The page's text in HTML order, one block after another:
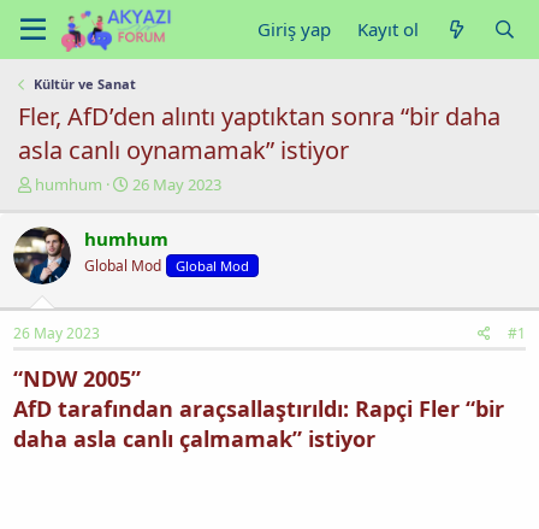
Giriş yap Kayıt ol
Kültür ve Sanat
Fler, AfD’den alıntı yaptıktan sonra “bir daha
asla canlı oynamamak” istiyor
K
n
u
y
u
b
a
l
a
t
a
humhum
B
l
a
g
t
r
i
26 May 2023
humhum
Global Mod Global Mod
26 May 2023 #1
“NDW 2005”
AfD tarafından araçsallaştırıldı: Rapçi Fler “bir
daha asla canlı çalmamak” istiyor